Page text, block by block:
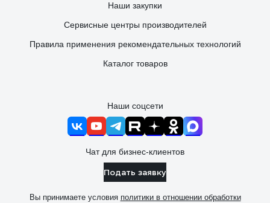
Наши закупки
Сервисные центры производителей
Правила применения рекомендательных технологий
Каталог товаров
Наши соцсети
Чат для бизнес-клиентов
Подать заявку
Вы принимаете условия политики в отношении обработки